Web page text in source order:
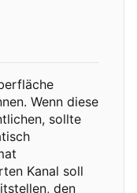
Wenn diese
sollte
Kanal soll
den